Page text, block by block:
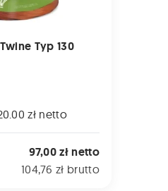
Typ 130
zł netto
97,00 zł netto
104,76 zł brutto